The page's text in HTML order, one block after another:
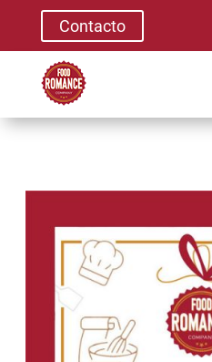
Contacto